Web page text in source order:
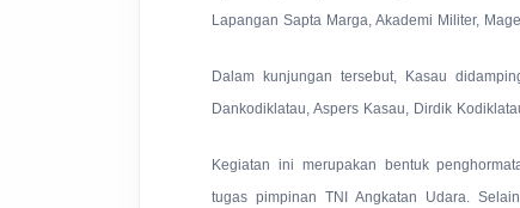
Lapangan Sapta Marga, Akademi Militer,
Dalam kunjungan tersebut, Kasau
Dankodiklatau, Aspers Kasau, Dirdik
Kegiatan ini merupakan bentuk
tugas pimpinan TNI Angkatan Udara.